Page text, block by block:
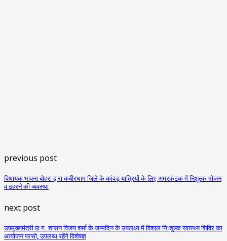
previous post
विधायक भावना बोहरा द्वारा कबीरधाम जिले के कांवड़ यात्रियों के लिए अमरकंटक में निशुल्क भोजन
व ठहरने की व्यवस्था
next post
उपमुख्यमंत्री छ.ग. शासन विजय शर्मा के जन्मदिन के उपलक्ष्य में विशाल निःशुल्क स्वास्थ्य शिविर का
आयोजन परसो, उपलब्ध रहेंगे विशेषज्ञ